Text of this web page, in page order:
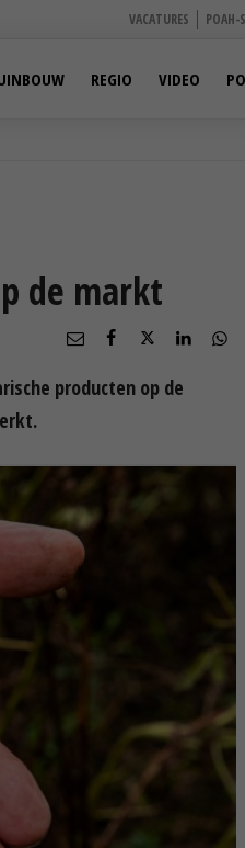
VACATURES POAH-
REGIO VIDEO
de markt
producten op de